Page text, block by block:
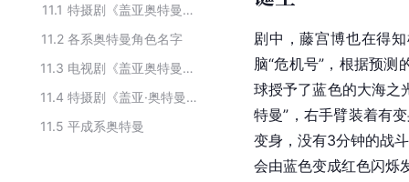
11.1
特摄剧《盖亚奥特曼》及其衍生作品中的角色
11.2 各系奥特曼角色名字
11.3
电视剧《盖亚奥特曼》及其衍生品中的角色
11.4
特摄剧《盖亚·奥特曼》中的主要角色
11.5 平成系奥特曼
剧中，藤宫博也在得
脑“危机号”，根据预测
球授予了蓝色的大海之
特曼”，右手臂装着有
变身，没有3分钟的战
会由蓝色变成红色闪烁